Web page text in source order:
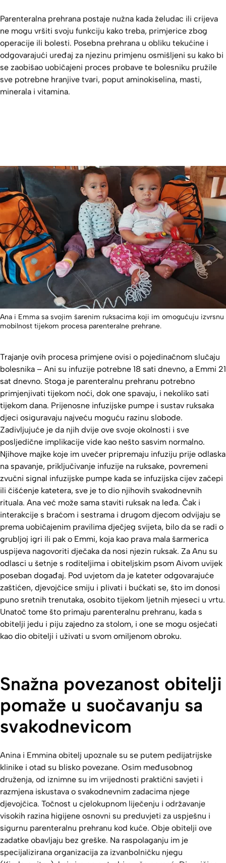
Parenteralna prehrana postaje nužna kada želudac ili crijeva
ne mogu vršiti svoju funkciju kako treba, primjerice zbog
operacije ili bolesti. Posebna prehrana u obliku tekućine i
odgovarajući uređaj za njezinu primjenu osmišljeni su kako bi
se zaobišao uobičajeni proces probave te bolesniku pružile
sve potrebne hranjive tvari, poput aminokiselina, masti,
minerala i vitamina.
Ana i Emma sa svojim šarenim ruksacima koji im omogućuju izvrsnu
mobilnost tijekom procesa parenteralne prehrane.
Trajanje ovih procesa primjene ovisi o pojedinačnom slučaju
bolesnika – Ani su infuzije potrebne 18 sati dnevno, a Emmi 21
sat dnevno. Stoga je parenteralnu prehranu potrebno
primjenjivati tijekom noći, dok one spavaju, i nekoliko sati
tijekom dana. Prijenosne infuzijske pumpe i sustav ruksaka
djeci osiguravaju najveću moguću razinu slobode.
Zadivljujuće je da njih dvije ove svoje okolnosti i sve
posljedične implikacije vide kao nešto sasvim normalno.
Njihove majke koje im uvečer pripremaju infuziju prije odlaska
na spavanje, priključivanje infuzije na ruksake, povremeni
zvučni signal infuzijske pumpe kada se infuzijska cijev začepi
ili čišćenje katetera, sve je to dio njihovih svakodnevnih
rituala. Ana već može sama staviti ruksak na leđa. Čak i
interakcije s braćom i sestrama i drugom djecom odvijaju se
prema uobičajenim pravilima dječjeg svijeta, bilo da se radi o
grubljoj igri ili pak o Emmi, koja kao prava mala šarmerica
uspijeva nagovoriti dječaka da nosi njezin ruksak. Za Anu su
odlasci u šetnje s roditeljima i obiteljskim psom Aivom uvijek
poseban događaj. Pod uvjetom da je kateter odgovarajuće
zaštićen, djevojčice smiju i plivati i bućkati se, što im donosi
puno sretnih trenutaka, osobito tijekom ljetnih mjeseci u vrtu.
Unatoč tome što primaju parenteralnu prehranu, kada s
obitelji jedu i piju zajedno za stolom, i one se mogu osjećati
kao dio obitelji i uživati u svom omiljenom obroku.
Snažna povezanost obitelji
pomaže u suočavanju sa
svakodnevicom
Anina i Emmina obitelj upoznale su se putem pedijatrijske
klinike i otad su blisko povezane. Osim međusobnog
druženja, od iznimne su im vrijednosti praktični savjeti i
razmjena iskustava o svakodnevnim zadacima njege
djevojčica. Točnost u cjelokupnom liječenju i održavanje
visokih razina higijene osnovni su preduvjeti za uspješnu i
sigurnu parenteralnu prehranu kod kuće. Obje obitelji ove
zadatke obavljaju bez greške. Na raspolaganju im je
specijalizirana organizacija za izvanbolničku njegu